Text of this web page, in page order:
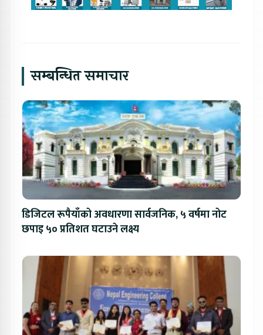
सम्बन्धित समाचार
डिजिटल रूपैयाँको अवधारणा सार्वजनिक, ५ वर्षमा नोट
छपाइ ५० प्रतिशत घटाउने लक्ष्य